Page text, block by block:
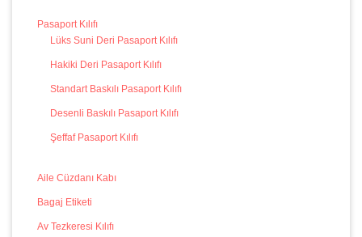
Pasaport Kılıfı
Lüks Suni Deri Pasaport Kılıfı
Hakiki Deri Pasaport Kılıfı
Standart Baskılı Pasaport Kılıfı
Desenli Baskılı Pasaport Kılıfı
Şeffaf Pasaport Kılıfı
Aile Cüzdanı Kabı
Bagaj Etiketi
Av Tezkeresi Kılıfı